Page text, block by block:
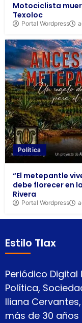
Motociclista
Texoloc
Portal Wordpress
Política
“El metepantle
debe florecer en
Rivera
Portal Wordpress
Estilo Tlax
Periódico
Política,
Iliana
más de 30 años